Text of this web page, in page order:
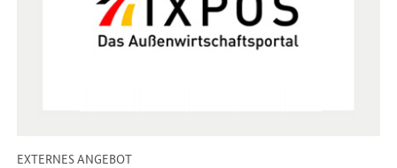
EXTERNES ANGEBOT-